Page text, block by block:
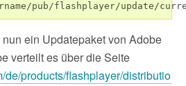
pub/flashplayer/update/
ein Updatepaket von Adobe
verteilt es über die Seite
de/products/flashplayer/distributio